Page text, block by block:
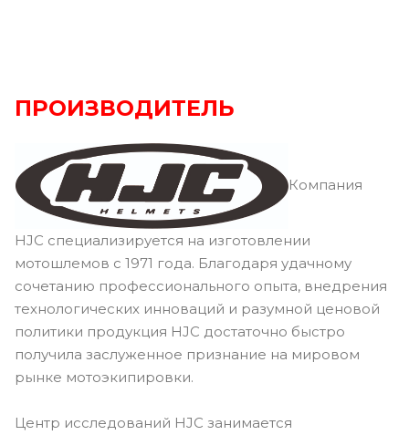
ПРОИЗВОДИТЕЛЬ
Компания
HJC специализируется на изготовлении
мотошлемов с 1971 года. Благодаря удачному
сочетанию профессионального опыта, внедрения
технологических инноваций и разумной ценовой
политики продукция HJC достаточно быстро
получила заслуженное признание на мировом
рынке мотоэкипировки.
Центр исследований HJC занимается